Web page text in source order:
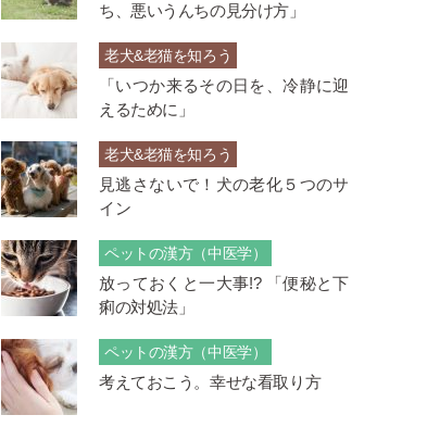
ち、悪いうんちの見分け方」
老犬&老猫を知ろう
「いつか来るその日を、冷静に迎
えるために」
老犬&老猫を知ろう
見逃さないで！犬の老化５つのサ
イン
ペットの漢方（中医学）
放っておくと一大事!? 「便秘と下
痢の対処法」
ペットの漢方（中医学）
考えておこう。幸せな看取り方